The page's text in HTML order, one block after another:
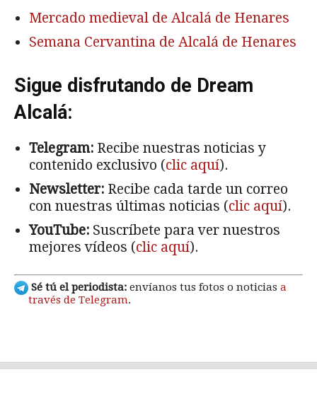
Mercado medieval de Alcalá de Henares
Semana Cervantina de Alcalá de Henares
Sigue disfrutando de Dream
Alcalá:
Telegram: Recibe nuestras noticias y
contenido exclusivo (clic aquí).
Newsletter: Recibe cada tarde un correo
con nuestras últimas noticias (clic aquí).
YouTube: Suscríbete para ver nuestros
mejores vídeos (clic aquí).
Sé tú el periodista: envíanos tus fotos o noticias a
través de Telegram.